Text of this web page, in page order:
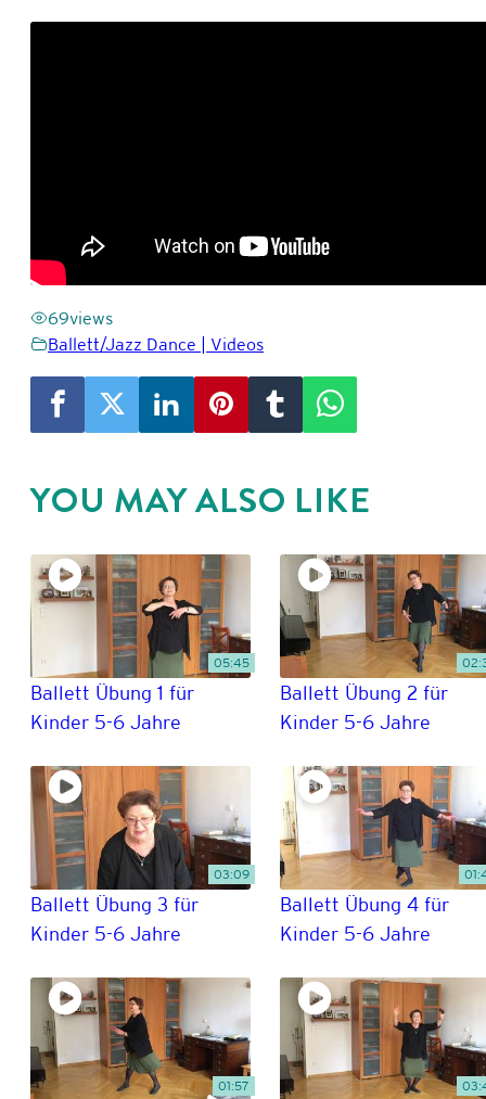
69views
Ballett/Jazz Dance | Videos
YOU MAY ALSO LIKE
05:45
Ballett Übung 1 für
Kinder 5-6 Jahre
Ballett Übung 2 für
Kinder 5-6 Jahre
03:09
Ballett Übung 3 für
Kinder 5-6 Jahre
Ballett Übung 4 für
Kinder 5-6 Jahre
01:57